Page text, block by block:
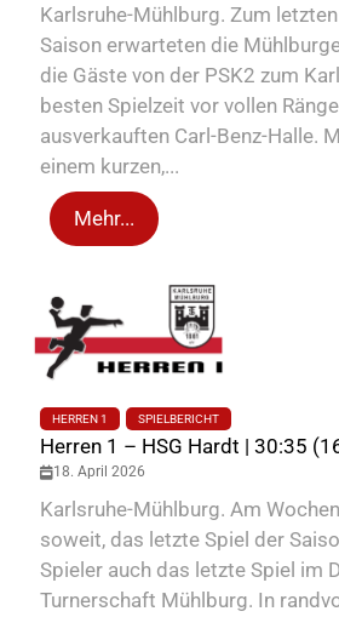
Karlsruhe-Mühlburg. Zum
Saison erwarteten die
die Gäste von der PSK2 zum
besten Spielzeit vor vollen
ausverkauften Carl-Benz-Halle.
einem kurzen,...
Mehr...
HERREN 1 SPIELBERICHT
Herren 1 – HSG Hardt | 30:35
18. April 2026
Karlsruhe-Mühlburg. Am
soweit, das letzte Spiel der
Spieler auch das letzte Spiel im
Turnerschaft Mühlburg. In